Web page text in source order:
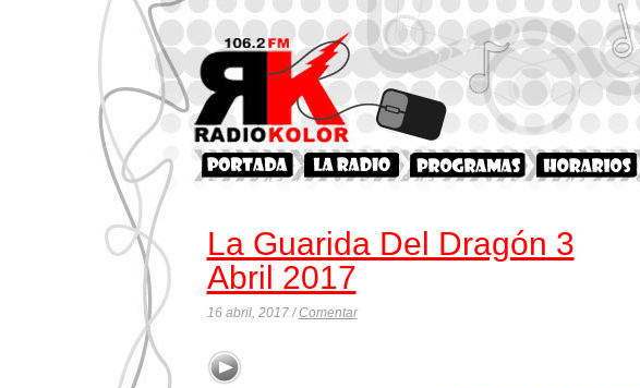
La Guarida Del Dragón 3
Abril 2017
16 abril, 2017 /Comentar